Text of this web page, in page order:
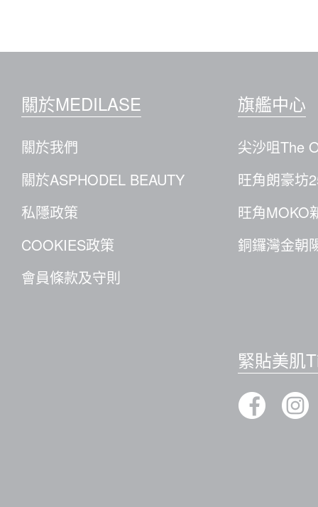
關於MEDILASE
關於我們
關於ASPHODEL BEAUTY
私隱政策
COOKIES政策
會員條款及守則
旗艦中心
尖沙咀The
旺角朗豪坊
旺角MOKO
銅鑼灣金朝
緊貼美肌